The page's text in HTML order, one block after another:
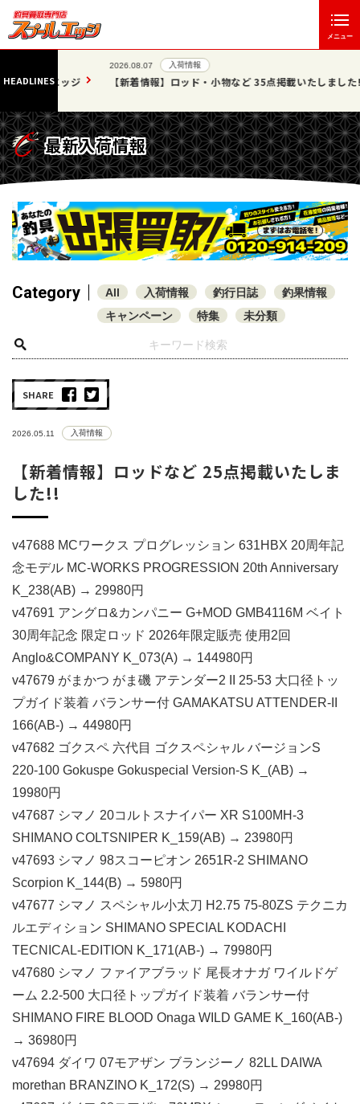
メニュー
HEADLINES
エッジ
2026.08.07 入荷情報
【新着情報】ロッド・小物など 35点掲載いたしました!!
最新入荷情報
Category All 入荷情報 釣行日誌
釣果情報
キャンペーン
特集 未分類
SHARE
2026.05.11 入荷情報
【新着情報】ロッドなど 25点掲載いたしま
した!!
v47688 MCワークス プログレッション 631HBX 20周年記
念モデル MC-WORKS PROGRESSION 20th Anniversary
K_238(AB) → 29980円
v47691 アングロ&カンパニー G+MOD GMB4116M ベイト
30周年記念 限定ロッド 2026年限定販売 使用2回
Anglo&COMPANY K_073(A) → 144980円
v47679 がまかつ がま磯 アテンダー2 II 25-53 大口径トッ
プガイド装着 バランサー付 GAMAKATSU ATTENDER-II
166(AB-) → 44980円
v47682 ゴクスペ 六代目 ゴクスペシャル バージョンS
220-100 Gokuspe Gokuspecial Version-S K_(AB) →
19980円
v47687 シマノ 20コルトスナイパー XR S100MH-3
SHIMANO COLTSNIPER K_159(AB) → 23980円
v47693 シマノ 98スコーピオン 2651R-2 SHIMANO
Scorpion K_144(B) → 5980円
v47677 シマノ スペシャル小太刀 H2.75 75-80ZS テクニカ
ルエディション SHIMANO SPECIAL KODACHI
TECNICAL-EDITION K_171(AB-) → 79980円
v47680 シマノ ファイアブラッド 尾長オナガ ワイルドゲ
ーム 2.2-500 大口径トップガイド装着 バランサー付
SHIMANO FIRE BLOOD Onaga WILD GAME K_160(AB-)
→ 36980円
v47694 ダイワ 07モアザン ブランジーノ 82LL DAIWA
morethan BRANZINO K_172(S) → 29980円